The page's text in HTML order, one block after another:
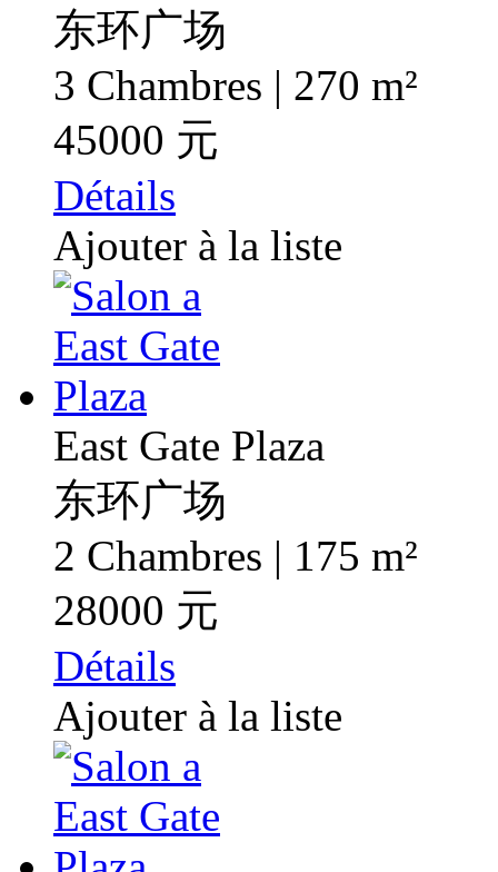
东环广场
3 Chambres | 270 m²
45000 元
Détails
Ajouter à la liste
East Gate Plaza
东环广场
2 Chambres | 175 m²
28000 元
Détails
Ajouter à la liste